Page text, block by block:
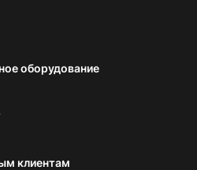
оборудование
клиентам